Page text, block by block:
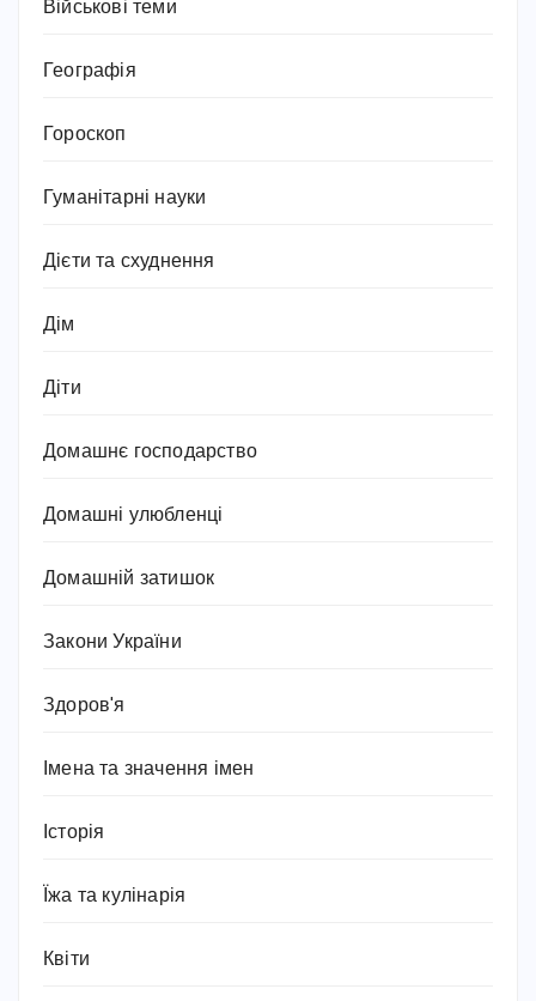
Військові теми
Географія
Гороскоп
Гуманітарні науки
Дієти та схуднення
Дім
Діти
Домашнє господарство
Домашні улюбленці
Домашній затишок
Закони України
Здоров'я
Імена та значення імен
Історія
Їжа та кулінарія
Квіти